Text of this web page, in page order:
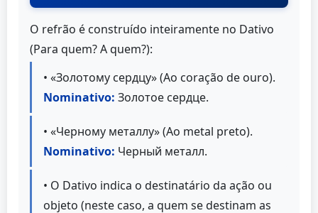
O refrão é construído inteiramente no Dativo
(Para quem? A quem?):
• «Золотому сердцу» (Ao coração de ouro).
Nominativo: Золотое сердце.
• «Черному металлу» (Ao metal preto).
Nominativo: Черный металл.
• O Dativo indica o destinatário da ação ou
objeto (neste caso, a quem se destinam as